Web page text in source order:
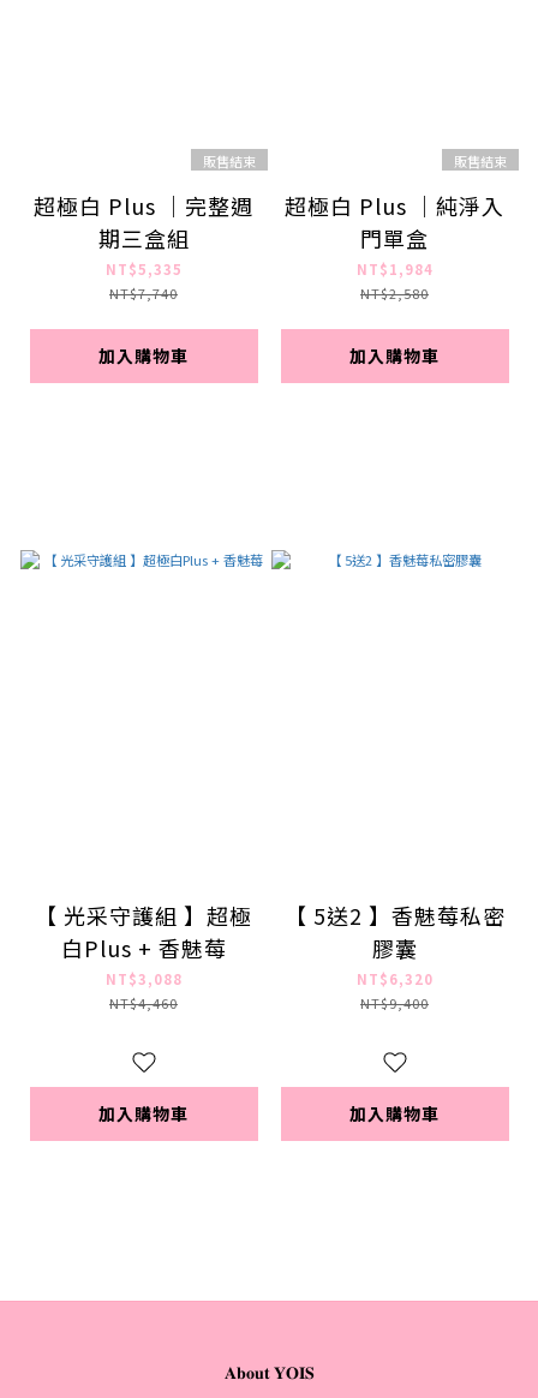
販售結束
超極白 Plus ｜完整週
期三盒組
NT$5,335
NT$7,740
加入購物車
販售結束
超極白 Plus ｜純淨入
門單盒
NT$1,984
NT$2,580
加入購物車
【 光采守護組 】超極
白Plus + 香魅莓
NT$3,088
NT$4,460
加入購物車
【 5送2 】香魅莓私密
膠囊
NT$6,320
NT$9,400
加入購物車
𝐀𝐛𝐨𝐮𝐭 𝐘𝐎𝐈𝐒